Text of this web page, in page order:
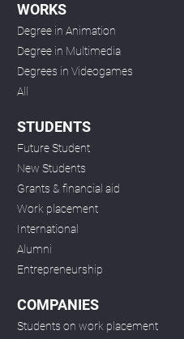
WORKS
Degree in Animation
Degree in Multimedia
Degrees in Videogames
All
STUDENTS
Future Student
New Students
Grants & financial aid
Work placement
International
Alumni
Entrepreneurship
COMPANIES
Students on work placement